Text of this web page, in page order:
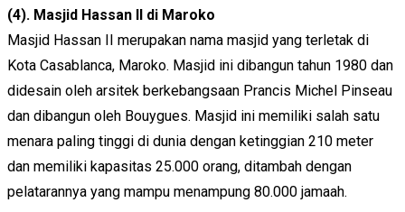
(4). Masjid Hassan II di Maroko
Masjid Hassan II merupakan nama masjid yang terletak di
Kota Casablanca, Maroko. Masjid ini dibangun tahun 1980 dan
didesain oleh arsitek berkebangsaan Prancis Michel Pinseau
dan dibangun oleh Bouygues. Masjid ini memiliki salah satu
menara paling tinggi di dunia dengan ketinggian 210 meter
dan memiliki kapasitas 25.000 orang, ditambah dengan
pelatarannya yang mampu menampung 80.000 jamaah.